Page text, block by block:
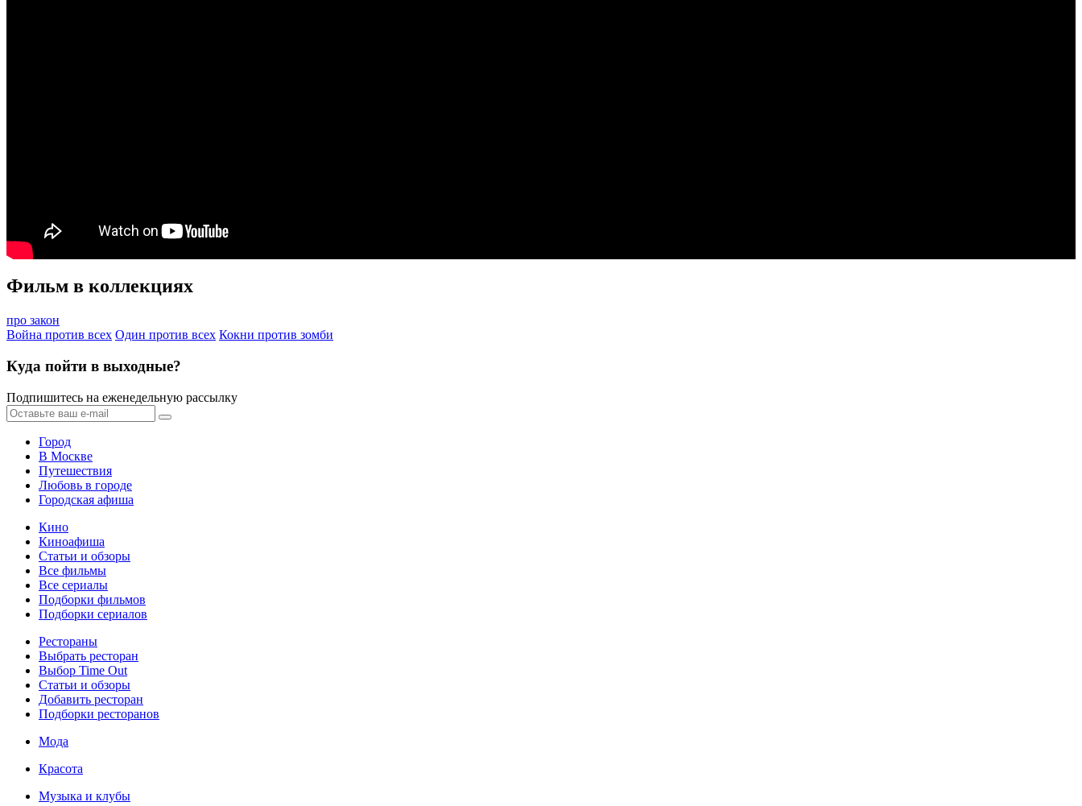
Фильм в коллекциях
про закон
Война против всех Один против всех Кокни против зомби
Куда пойти в выходные?
Подпишитесь на еженедельную рассылку
Город
В Москве
Путешествия
Любовь в городе
Городская афиша
Кино
Киноафиша
Статьи и обзоры
Все фильмы
Все сериалы
Подборки фильмов
Подборки сериалов
Рестораны
Выбрать ресторан
Выбор Time Out
Статьи и обзоры
Добавить ресторан
Подборки ресторанов
Мода
Красота
Музыка и клубы